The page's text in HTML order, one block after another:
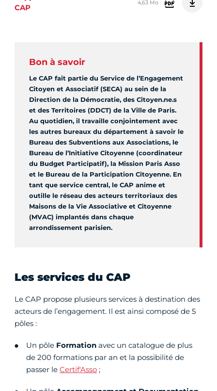
CAP
4,63 Mo
Bon à savoir
Le CAP fait partie du Service de l’Engagement
Citoyen et Associatif (SECA) au sein de la
Direction de la Démocratie, des Citoyen.ne.s
et des Territoires (DDCT) de la Ville de Paris.
Au quotidien, il travaille conjointement avec
les autres bureaux du département à savoir le
Bureau des Subventions aux Associations, le
Bureau de l’Initiative Citoyenne (coordinateur
du Budget Participatif), la Mission Paris Asso
et le Bureau de la Participation Citoyenne. En
tant que service central, le CAP anime et
outille le réseau des acteurs territoriaux des
Maisons de la Vie Associative et Citoyenne
(MVAC) implantés dans chaque
arrondissement parisien.
Les services du CAP
Le CAP propose plusieurs services à destination des
acteurs de l’engagement. Il est ainsi composé de 5
pôles :
Un pôle Formation avec un catalogue de plus
de 200 formations par an et la possibilité de
passer le Certif'Asso ;